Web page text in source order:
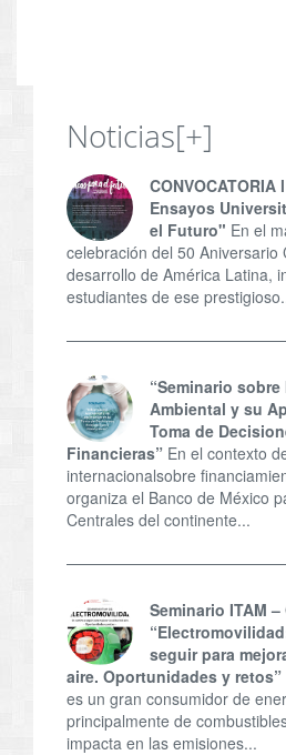
Noticias[+]
Ensayos
el Futuro" En el
celebración del 50 Aniversario
desarrollo de América Latina,
estudiantes de ese
“Seminario
Ambiental y su
Toma de
Financieras” En el contexto
internacionalsobre
organiza el Banco de México
Centrales del continente...
Seminario ITAM –
seguir para
aire. Oportunidades y retos”
es un gran consumidor de
principalmente de
impacta en las emisiones...